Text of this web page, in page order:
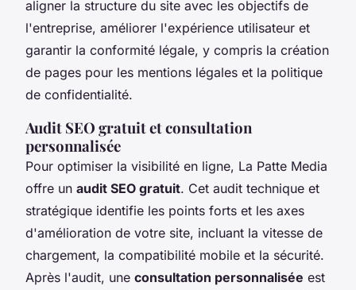
aligner la structure du site avec les objectifs de
l'entreprise, améliorer l'expérience utilisateur et
garantir la conformité légale, y compris la création
de pages pour les mentions légales et la politique
de confidentialité.
Audit SEO gratuit et consultation
personnalisée
Pour optimiser la visibilité en ligne, La Patte Media
offre un audit SEO gratuit. Cet audit technique et
stratégique identifie les points forts et les axes
d'amélioration de votre site, incluant la vitesse de
chargement, la compatibilité mobile et la sécurité.
Après l'audit, une consultation personnalisée est